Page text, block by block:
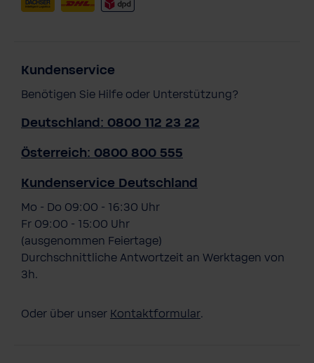
Kundenservice
Benötigen Sie Hilfe oder Unterstützung?
Deutschland: 0800 112 23 22
Österreich: 0800 800 555
Kundenservice Deutschland
Mo - Do 09:00 - 16:30 Uhr
Fr 09:00 - 15:00 Uhr
(ausgenommen Feiertage)
Durchschnittliche Antwortzeit an Werktagen von
3h.
Oder über unser Kontaktformular.